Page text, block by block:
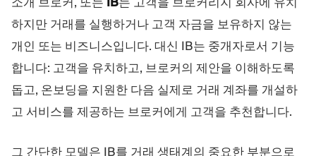
하지만 거래를 실행하거나 고객 자금을 보유하지 않는
개인 또는 비즈니스입니다. 대신 IB는 중개자로서 기능
합니다: 고객을 유치하고, 브로커의 제안을 이해하도록
돕고, 온보딩을 지원한 다음 실제로 거래 계좌를 개설하
고 서비스를 제공하는 브로커에게 고객을 추천합니다.
그 간단한 모델은 IB를 거래 생태계의 중요한 부분으로
트레이딩 플랫폼 백오피스
리소스
블로그
더보기
팀